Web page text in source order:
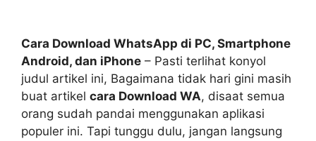
Cara Download WhatsApp di PC, Smartphone
Android, dan iPhone – Pasti terlihat konyol
judul artikel ini, Bagaimana tidak hari gini masih
buat artikel cara Download WA, disaat semua
orang sudah pandai menggunakan aplikasi
populer ini. Tapi tunggu dulu, jangan langsung